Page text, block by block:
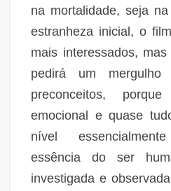
na mortalidade, seja
estranheza inicial, o
mais interessados,
pedirá um
preconceitos,
emocional e quase
nível
essência do ser
investigada e